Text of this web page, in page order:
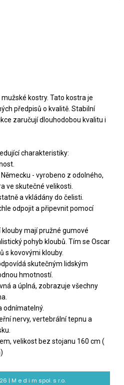
kostry. Tato kostra je
předpisů o kvalitě. Stabilní
zaručují dlouhodobou kvalitu i
charakteristiky:
- vyrobeno z odolného,
ve skutečné velikosti.
a vkládány do čelisti.
odpojit a připevnit pomocí
klouby mají pružné gumové
pohyb kloubů. Tím se Oscar
s kovovými klouby.
skutečným lidským
hmotností.
a úplná, zobrazuje všechny
odnímatelný.
nervy, vertebrální tepnu a
velikost bez stojanu 160 cm (
| M e d i m spol. s r.o.